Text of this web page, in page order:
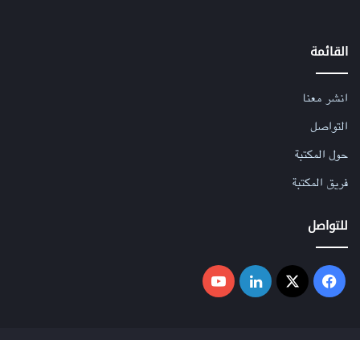
القائمة
انشر معنا
التواصل
حول المكتبة
فريق المكتبة
للتواصل
فيسبوك ‫X لينكدإن ‫YouTube